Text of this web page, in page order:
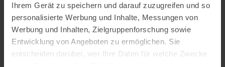
Ihrem Gerät zu speichern und darauf zuzugreifen und so
personalisierte Werbung und Inhalte, Messungen von
Werbung und Inhalten, Zielgruppenforschung sowie
Entwicklung von Angeboten zu ermöglichen. Sie
entscheiden darüber, wer Ihre Daten für welche Zwecke
Sherry Bodega González Byass in Jerez
Entfernung: 0,22 km